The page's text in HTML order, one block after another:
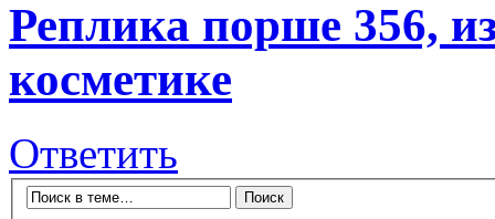
Реплика порше 356,
косметике
Ответить